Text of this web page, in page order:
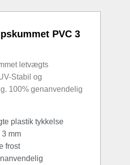
PVC 3
letvægts
Stabil og
100% genanvendelig
plastik tykkelse
mm
frost